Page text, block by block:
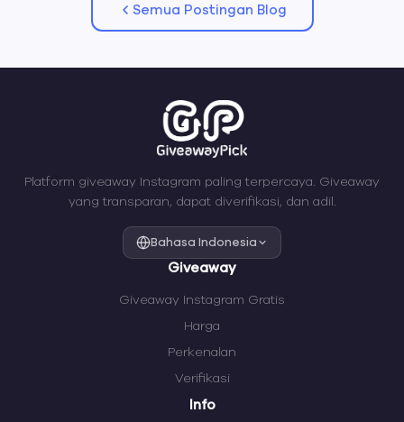
Semua Postingan Blog
Platform giveaway Instagram paling terpercaya. Giveaway
yang transparan, dapat diverifikasi, dan adil.
Bahasa Indonesia
Giveaway
Giveaway Instagram Gratis
Harga
Perkenalan
Verifikasi
Info